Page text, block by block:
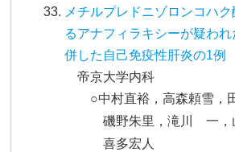
メチルプレドニゾロンコハク
るアナフィラキシーが疑わ
併した自己免疫性肝炎の1例
帝京大学内科
○中村直裕，高森頼雪，
磯野朱里，滝川 一，
喜多宏人